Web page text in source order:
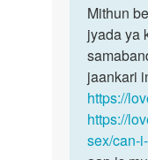
to
Kiya
HIV
par
Mithun
bete
HIV
se
sex
ki…
Mithun
jyada ya
jaankari
https://
https://
sex/can-